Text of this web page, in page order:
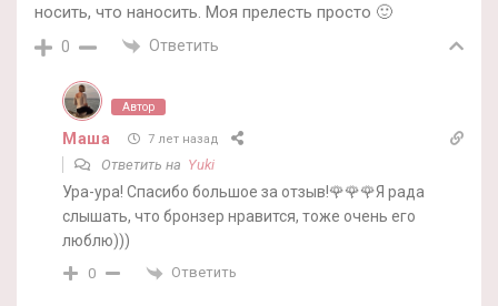
носить, что наносить. Моя прелесть просто 🙂
0 Ответить
Автор
Маша 7 лет назад
Ответить на Yuki
Ура-ура! Спасибо большое за отзыв!🌹🌹🌹Я рада
слышать, что бронзер нравится, тоже очень его
люблю)))
0 Ответить